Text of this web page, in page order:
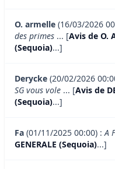
O. armelle (16/03/2026
des primes ... [Avis de O.
(Sequoia)...]
Derycke (20/02/2026
SG vous vole ... [Avis de
(Sequoia)...]
Fa (01/11/2025 00:00) :A
GENERALE (Sequoia)...]